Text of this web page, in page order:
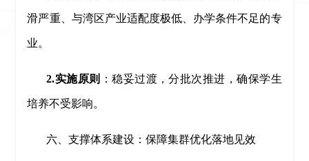
滑严重、与湾区产业适配度极低、办学条件不足的专
业。
2.实施原则 ：稳妥过渡，分批次推进，确保学生
培养不受影响。
六、支撑体系建设：保障集群优化落地见效